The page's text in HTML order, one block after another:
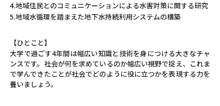
4.地域住民とのコミュニケーションによる水害対策に関する研究
5.地域水循環を踏まえた地下水持続利用システムの構築
【ひとこと】
大学で過ごす4年間は幅広い知識と技術を身につける大きなチャ
ンスです。社会が何を求めているのか幅広い視野で捉え、これま
で学んできたことが社会でどのように役に立つかを表現する力を
養いましょう。